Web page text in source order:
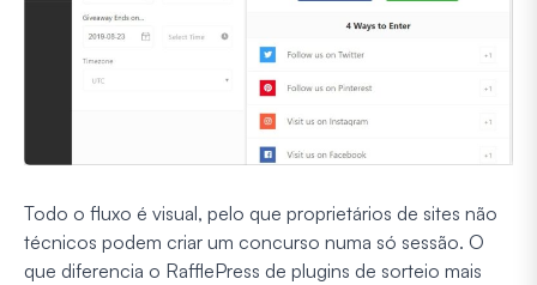
Todo o fluxo é visual, pelo que proprietários de sites não
técnicos podem criar um concurso numa só sessão. O
que diferencia o RafflePress de plugins de sorteio mais